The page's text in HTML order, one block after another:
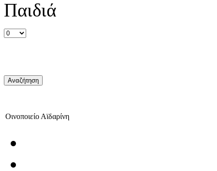
Παιδιά
Οινοποιείο Αϊδαρίνη